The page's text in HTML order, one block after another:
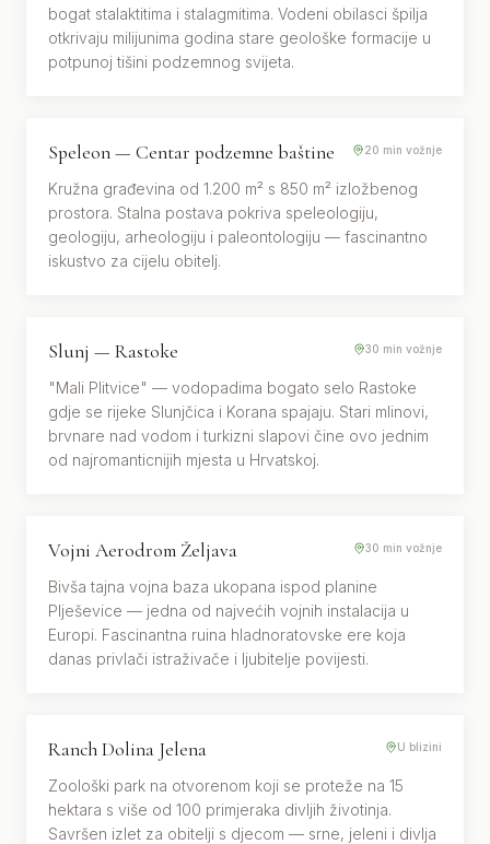
bogat stalaktitima i stalagmitima. Vodeni obilasci špilja
otkrivaju milijunima godina stare geološke formacije u
potpunoj tišini podzemnog svijeta.
KULTURA · EDUKACIJA
Speleon — Centar podzemne baštine 20 min vožnje
Kružna građevina od 1.200 m² s 850 m² izložbenog
prostora. Stalna postava pokriva speleologiju,
geologiju, arheologiju i paleontologiju — fascinantno
iskustvo za cijelu obitelj.
PRIRODA · KULTURA
Slunj — Rastoke 30 min vožnje
"Mali Plitvice" — vodopadima bogato selo Rastoke
gdje se rijeke Slunjčica i Korana spajaju. Stari mlinovi,
brvnare nad vodom i turkizni slapovi čine ovo jednim
od najromanticnijih mjesta u Hrvatskoj.
POVIJEST · AVANTURA
Vojni Aerodrom Željava 30 min vožnje
Bivša tajna vojna baza ukopana ispod planine
Plješevice — jedna od najvećih vojnih instalacija u
Europi. Fascinantna ruina hladnoratovske ere koja
danas privlači istraživače i ljubitelje povijesti.
PRIRODA · ŽIVOTINJE
Ranch Dolina Jelena U blizini
Zoološki park na otvorenom koji se proteže na 15
hektara s više od 100 primjeraka divljih životinja.
Savršen izlet za obitelji s djecom — srne, jeleni i divlja